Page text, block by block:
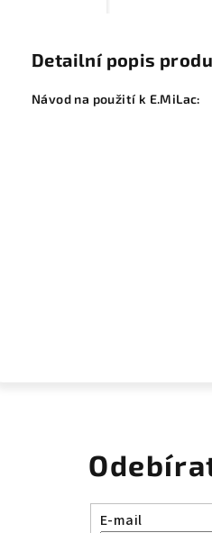
Detailní popis
Návod na použití k E.MiLac:
E-mail